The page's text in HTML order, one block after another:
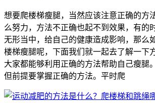
想要爬楼梯瘦腿，当然应该注意正确的方
么努力，方法不正确也起不到效果，有的
无形当中，给自己的健康造成影响，那么
楼梯瘦腿呢，下面我们就一起去了解一下
大家都能够利用正确的方法帮助自己瘦腿
但前提要掌握正确的方法。平时爬